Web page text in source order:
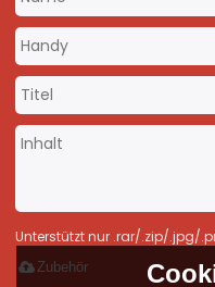
Unterstützt nur .rar/.zip/.jpg/
Zubehör